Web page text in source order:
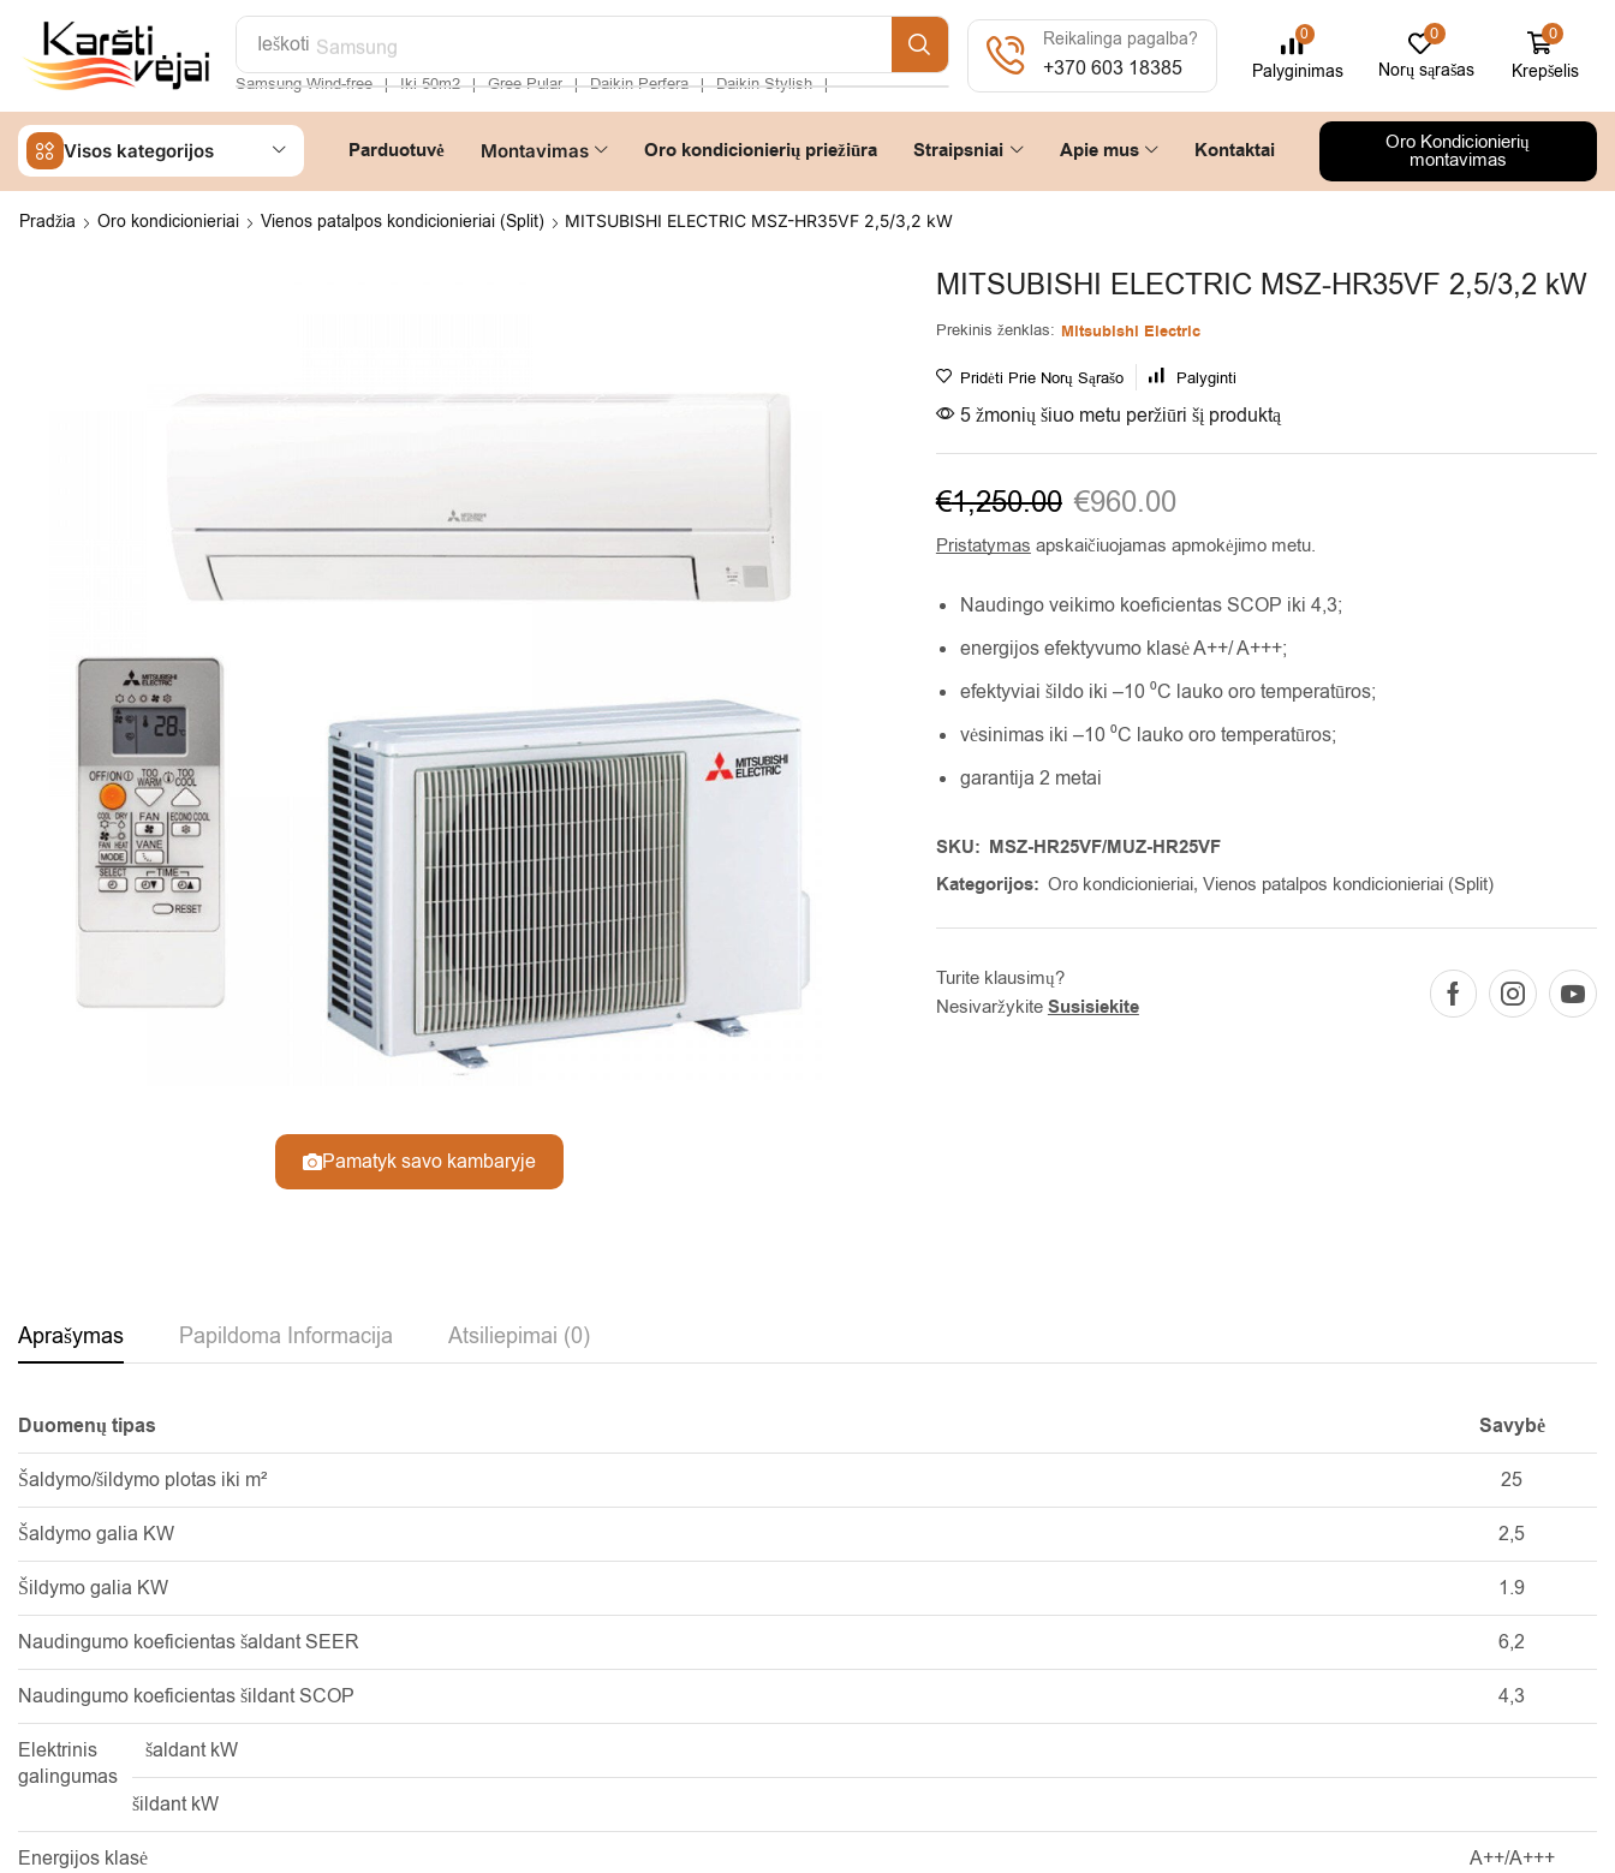
Ieškoti Samsung
Samsung Wind-free ❘ Iki 50m2 ❘ Gree Pular ❘ Daikin Perfera ❘ Daikin Stylish ❘
Reikalinga pagalba?
+370 603 18385
0
Palyginimas
0
Norų sąrašas
0
Krepšelis
Visos kategorijos Parduotuvė Montavimas Oro kondicionierių priežiūra Straipsniai Apie mus Kontaktai Oro Kondicionierių
montavimas
Pradžia Oro kondicionieriai Vienos patalpos kondicionieriai (Split) MITSUBISHI ELECTRIC MSZ-HR35VF 2,5/3,2 kW
Pamatyk savo kambaryje
MITSUBISHI ELECTRIC MSZ-HR35VF 2,5/3,2 kW
Prekinis ženklas: Mitsubishi Electric
Pridėti Prie Norų Sąrašo Palyginti
5 žmonių šiuo metu peržiūri šį produktą
€1,250.00 €960.00
Pristatymas apskaičiuojamas apmokėjimo metu.
Naudingo veikimo koeficientas SCOP iki 4,3;
energijos efektyvumo klasė A++/ A+++;
efektyviai šildo iki –10 ⁰C lauko oro temperatūros;
vėsinimas iki –10 ⁰C lauko oro temperatūros;
garantija 2 metai
SKU: MSZ-HR25VF/MUZ-HR25VF
Kategorijos: Oro kondicionieriai, Vienos patalpos kondicionieriai (Split)
Turite klausimų?
Nesivaržykite Susisiekite
Aprašymas Papildoma Informacija Atsiliepimai (0)
Duomenų tipas Savybė
Šaldymo/šildymo plotas iki m² 25
Šaldymo galia KW 2,5
Šildymo galia KW 1.9
Naudingumo koeficientas šaldant SEER 6,2
Naudingumo koeficientas šildant SCOP 4,3
Elektrinis
galingumas
šaldant kW
šildant kW
Energijos klasė A++/A+++